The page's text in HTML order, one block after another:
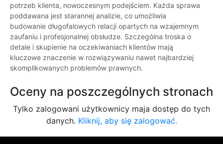
potrzeb klienta, nowoczesnym podejściem. Każda sprawa
poddawana jest starannej analizie, co umożliwia
budowanie długofalowych relacji opartych na wzajemnym
zaufaniu i profesjonalnej obsłudze. Szczególna troska o
detale i skupienie na oczekiwaniach klientów mają
kluczowe znaczenie w rozwiązywaniu nawet najbardziej
skomplikowanych problemów prawnych.
Oceny na poszczególnych stronach
Tylko zalogowani użytkownicy maja dostęp do tych
danych. Kliknij, aby się zalogować.